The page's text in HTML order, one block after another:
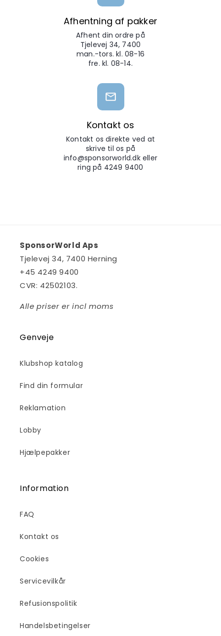
Afhentning af pakker
Afhent din ordre på
Tjelevej 34, 7400
man.-tors. kl. 08-16
fre. kl. 08-14.
Kontakt os
Kontakt os direkte ved at
skrive til os på
info@sponsorworld.dk eller
ring på 4249 9400
SponsorWorld Aps
Tjelevej 34, 7400 Herning
+45 4249 9400
CVR: 42502103.
Alle priser er incl moms
Genveje
Klubshop katalog
Find din formular
Reklamation
Lobby
Hjælpepakker
Information
FAQ
Kontakt os
Cookies
Servicevilkår
Refusionspolitik
Handelsbetingelser